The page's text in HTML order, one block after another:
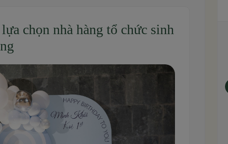
chọn nhà hàng tổ chức sinh